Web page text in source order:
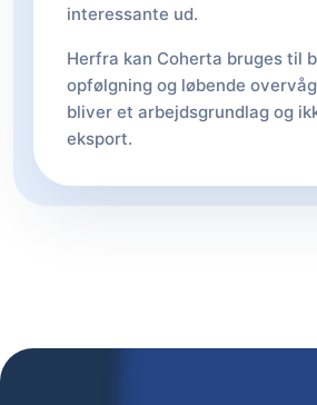
interessante ud.
Herfra kan Coherta bruges til
opfølgning og løbende
bliver et arbejdsgrundlag og
eksport.